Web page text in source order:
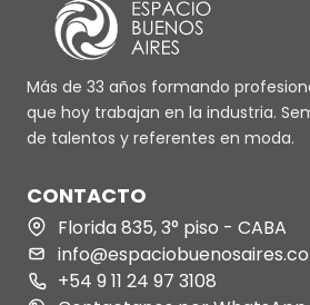
Más de 33 años formando
que hoy trabajan en la industria.
de talentos y referentes en moda.
CONTACTO
Florida 835, 3° piso - CABA
+54 9 11 24 97 3108